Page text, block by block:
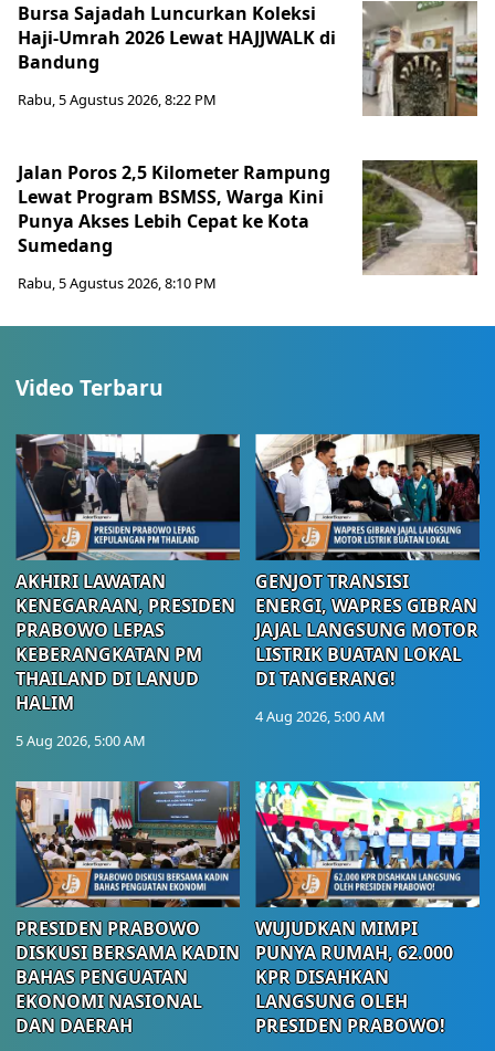
Bursa Sajadah Luncurkan Koleksi
Haji-Umrah 2026 Lewat HAJJWALK di
Bandung
Rabu, 5 Agustus 2026, 8:22 PM
Jalan Poros 2,5 Kilometer Rampung
Lewat Program BSMSS, Warga Kini
Punya Akses Lebih Cepat ke Kota
Sumedang
Rabu, 5 Agustus 2026, 8:10 PM
Video Terbaru
AKHIRI LAWATAN
KENEGARAAN, PRESIDEN
PRABOWO LEPAS
KEBERANGKATAN PM
THAILAND DI LANUD
HALIM
5 Aug 2026, 5:00 AM
GENJOT TRANSISI
ENERGI, WAPRES GIBRAN
JAJAL LANGSUNG MOTOR
LISTRIK BUATAN LOKAL
DI TANGERANG!
4 Aug 2026, 5:00 AM
PRESIDEN PRABOWO
DISKUSI BERSAMA KADIN
BAHAS PENGUATAN
EKONOMI NASIONAL
DAN DAERAH
WUJUDKAN MIMPI
PUNYA RUMAH, 62.000
KPR DISAHKAN
LANGSUNG OLEH
PRESIDEN PRABOWO!